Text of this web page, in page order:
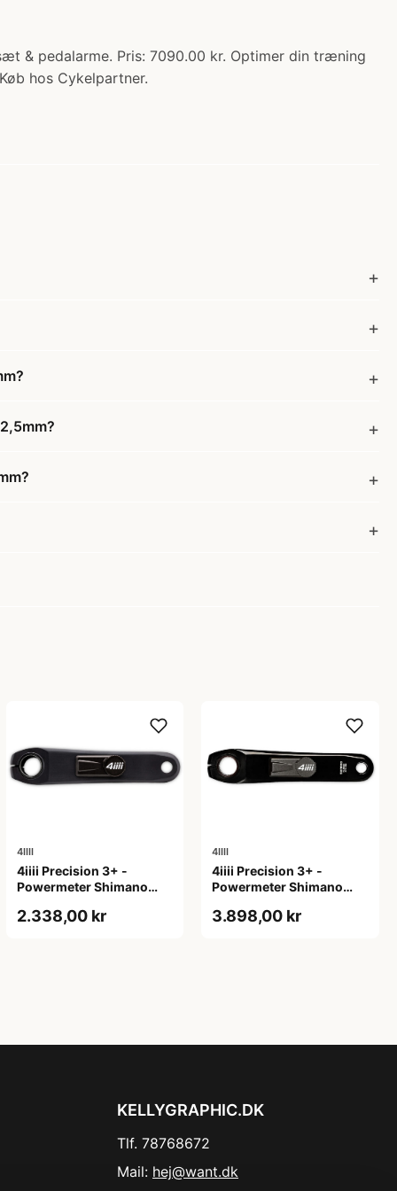
& pedalarme. Pris: 7090.00 kr. Optimer din træning
hos Cykelpartner.
4IIII
4iiii Precision 3+ -
Powermeter Shimano
175mm
2.338,00 kr
4IIII
4iiii Precision 3+ -
Powermeter Shimano
side - 165mm
3.898,00 kr
KELLYGRAPHIC.DK
Tlf. 78768672
Mail: hej@want.dk